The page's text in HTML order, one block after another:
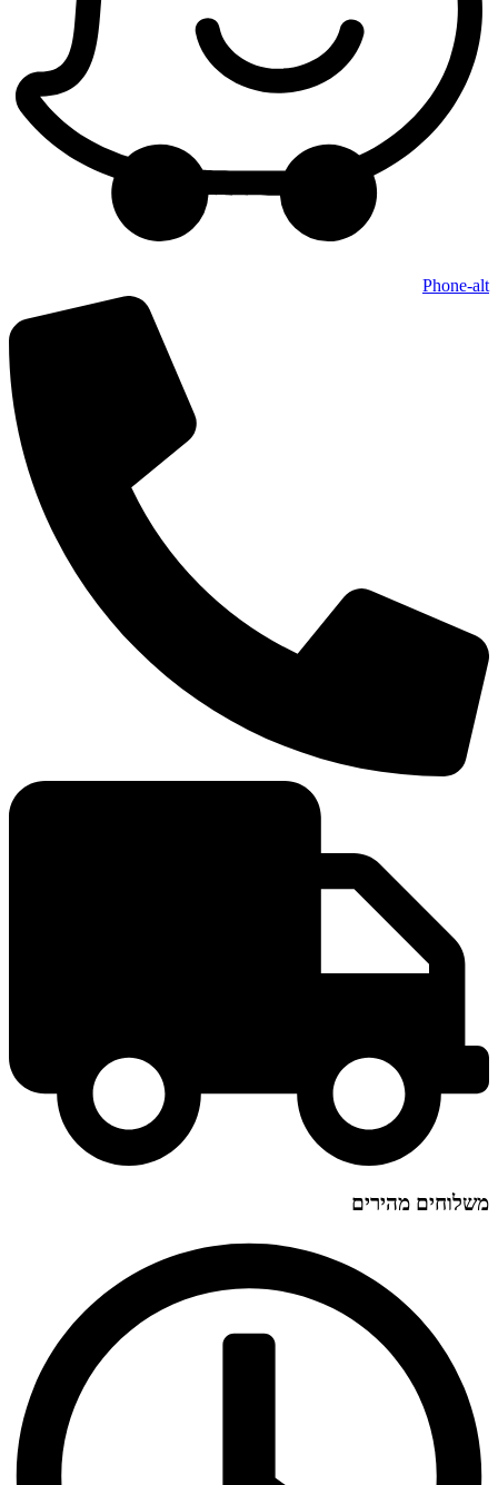
Phone-alt
משלוחים מהירים